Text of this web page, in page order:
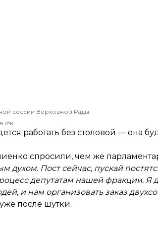
сессии Верховной Рады
работать без столовой — она
спросили, чем же
духом. Пост сейчас, пускай
депутатам нашей фракции. Я
и нам организовать заказ
после шутки.